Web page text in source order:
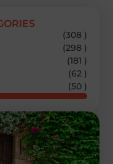
(308 )
(298 )
(181 )
(62 )
(50 )